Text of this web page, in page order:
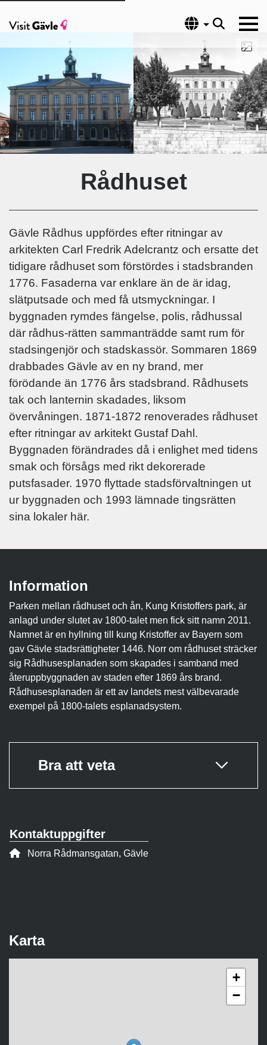
Språk
Rådhuset
Gävle Rådhus uppfördes efter ritningar av
arkitekten Carl Fredrik Adelcrantz och ersatte det
tidigare rådhuset som förstördes i stadsbranden
1776. Fasaderna var enklare än de är idag,
slätputsade och med få utsmyckningar. I
byggnaden rymdes fängelse, polis, rådhussal
där rådhus-rätten sammanträdde samt rum för
stadsingenjör och stadskassör. Sommaren 1869
drabbades Gävle av en ny brand, mer
förödande än 1776 års stadsbrand. Rådhusets
tak och lanternin skadades, liksom
övervåningen. 1871-1872 renoverades rådhuset
efter ritningar av arkitekt Gustaf Dahl.
Byggnaden förändrades då i enlighet med tidens
smak och försågs med rikt dekorerade
putsfasader. 1970 flyttade stadsförvaltningen ut
ur byggnaden och 1993 lämnade tingsrätten
sina lokaler här.
Information
Parken mellan rådhuset och ån, Kung Kristoffers park, är
anlagd under slutet av 1800-talet men fick sitt namn 2011.
Namnet är en hyllning till kung Kristoffer av Bayern som
gav Gävle stadsrättigheter 1446. Norr om rådhuset sträcker
sig Rådhusesplanaden som skapades i samband med
återuppbyggnaden av staden efter 1869 års brand.
Rådhusesplanaden är ett av landets mest välbevarade
exempel på 1800-talets esplanadsystem.
Bra att veta
Kontaktuppgifter
Adress:
Norra Rådmansgatan, Gävle
Karta
+
−